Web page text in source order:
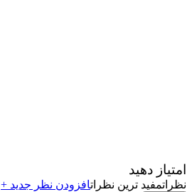
امتیاز دهید
نظراتمفید ترین نظراتافزودن نظر جدید +